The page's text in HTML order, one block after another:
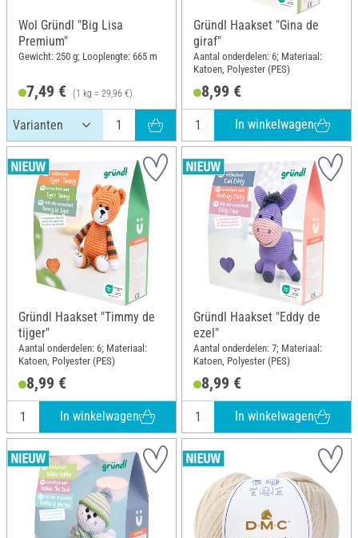
Wol Gründl "Big Lisa
Premium"
Gewicht: 250 g; Looplengte: 665 m
7,49 € (1 kg = 29,96 €)
Gründl Haakset "Gina de
giraf"
Aantal onderdelen: 6; Materiaal:
Katoen, Polyester (PES)
8,99 €
In winkelwagen
Gründl Haakset "Timmy de
tijger"
Aantal onderdelen: 6; Materiaal:
Katoen, Polyester (PES)
8,99 €
In winkelwagen
Gründl Haakset "Eddy de
ezel"
Aantal onderdelen: 7; Materiaal:
Katoen, Polyester (PES)
8,99 €
In winkelwagen